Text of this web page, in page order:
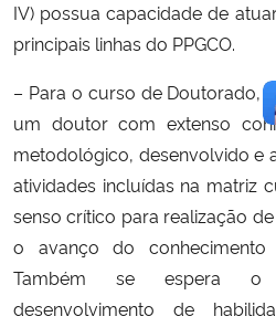
IV) possua capacidade de
principais linhas do PPGCO.
– Para o curso de Doutorado,
um doutor com extenso
metodológico, desenvolvido e
atividades incluídas na matriz
senso crítico para realização
o avanço do conhecimento
Também se espera o
desenvolvimento de